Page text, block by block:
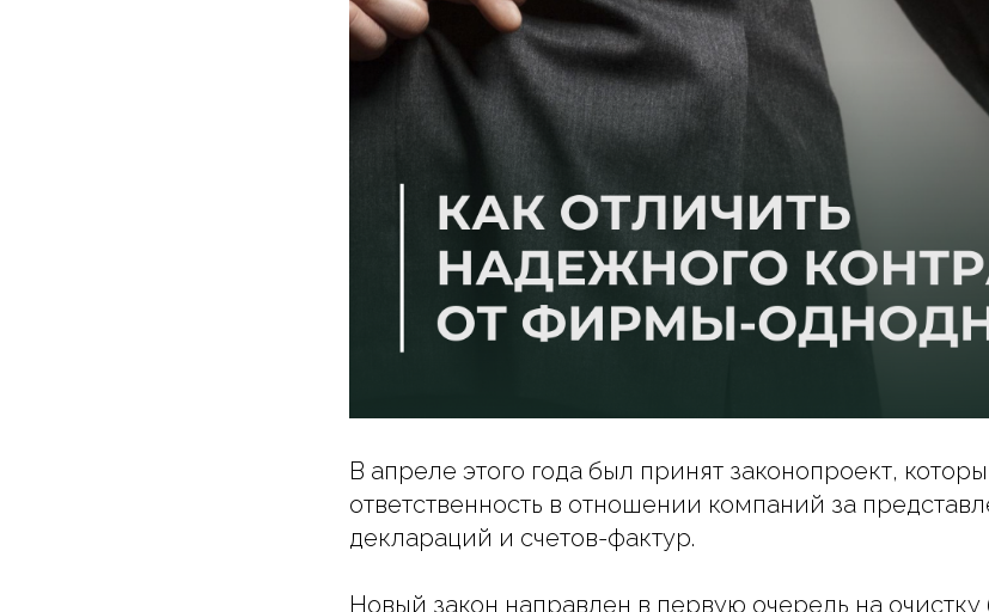
В апреле этого года был принят законопроект,
ответственность в отношении компаний за
деклараций и счетов-фактур.
Новый закон направлен в первую очередь на